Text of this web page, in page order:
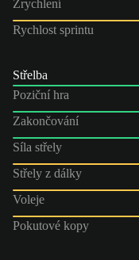
Zrychlení
Rychlost sprintu
Střelba
Poziční hra
Zakončování
Síla střely
Střely z dálky
Voleje
Pokutové kopy